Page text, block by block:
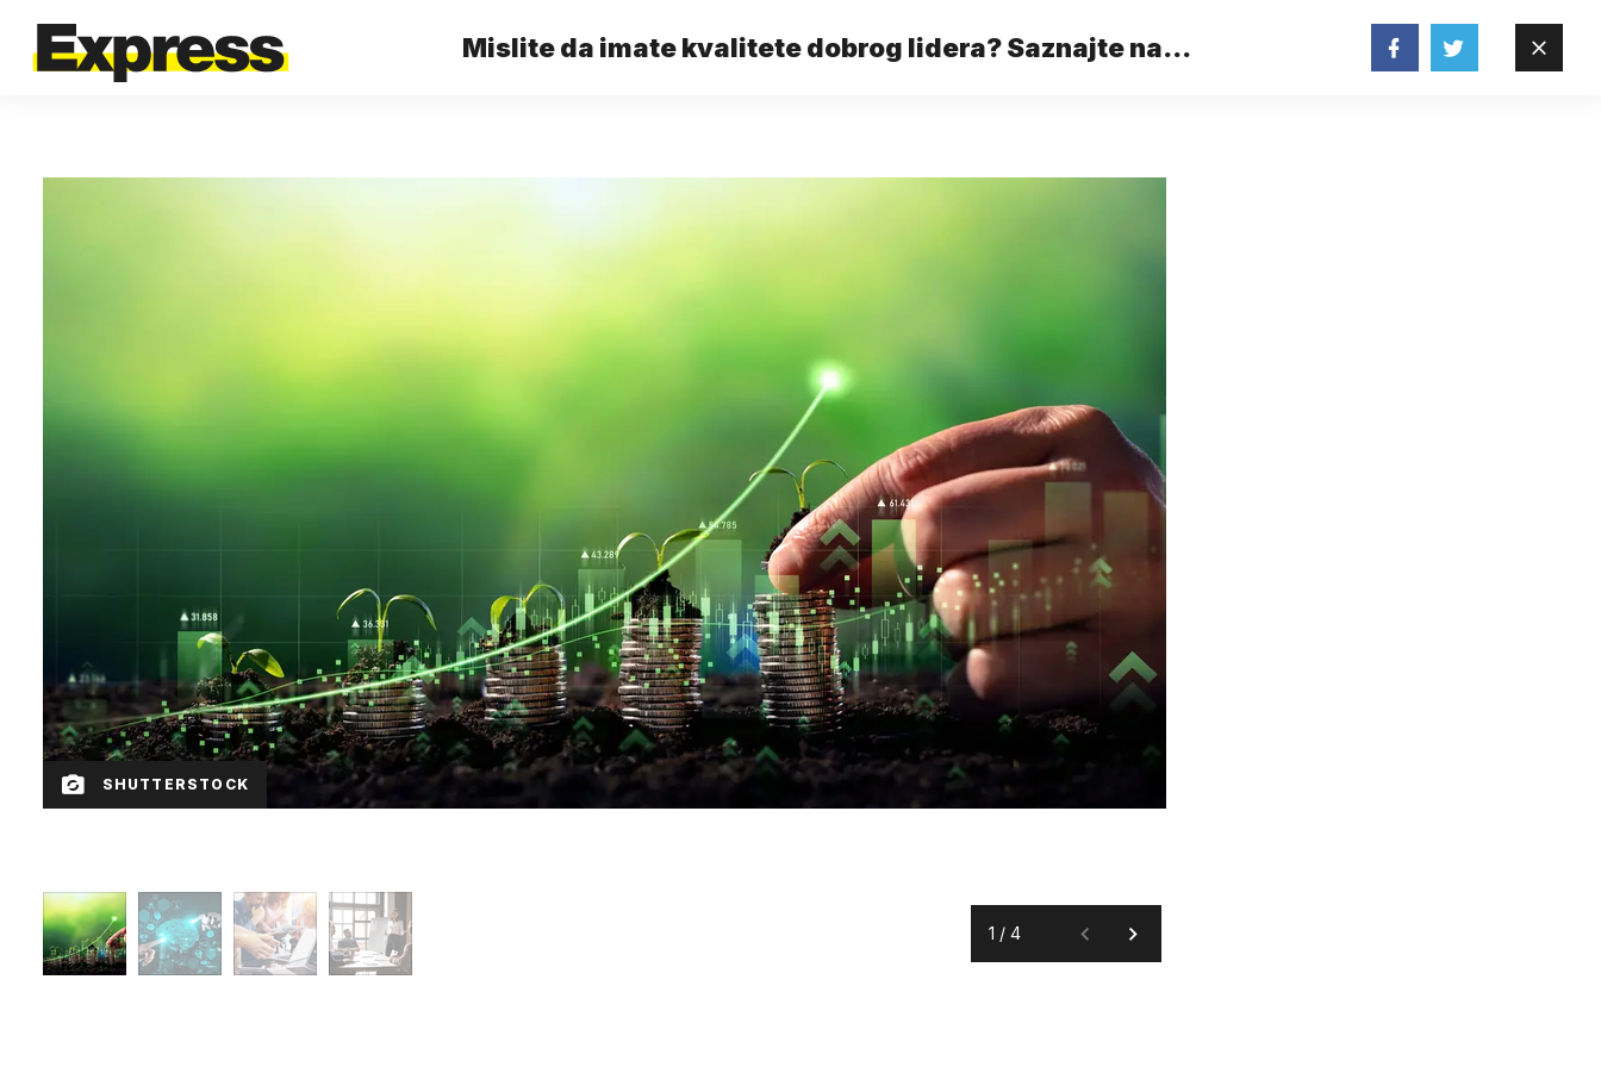
Mislite da imate kvalitete dobrog lidera? Saznajte na
SHUTTERSTOCK
1 / 4